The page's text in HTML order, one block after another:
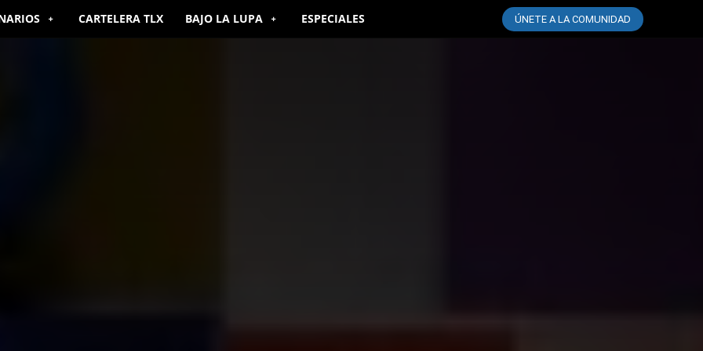
CARTELERA TLX BAJO LA LUPA ESPECIALES ÚNETE A LA COMUNIDAD